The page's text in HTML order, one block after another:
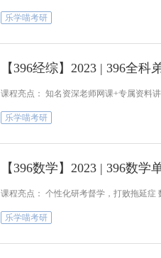
乐学喵考研
【396经综】2023 | 396全科
课程亮点： 知名资深老师网课+专属资料
乐学喵考研
【396数学】2023 | 396数学
课程亮点： 个性化研考督学，打败拖延症
乐学喵考研